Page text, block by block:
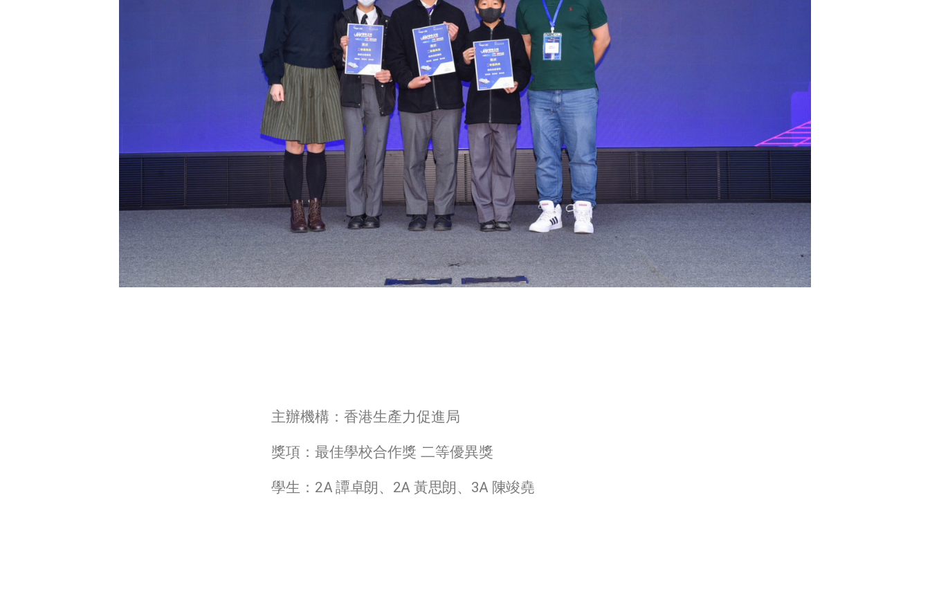
主辦機構：香港生產力促進局
獎項：最佳學校合作獎 二等優異獎
學生： 2A 譚卓朗、 2A 黃思朗、 3A 陳竣堯